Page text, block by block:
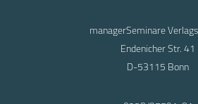
managerSeminare
Endenicher Str. 41
D-53115 Bonn